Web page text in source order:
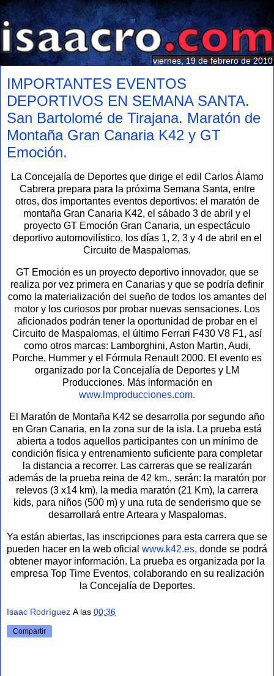
viernes, 19 de febrero de 2010
IMPORTANTES EVENTOS
DEPORTIVOS EN SEMANA SANTA.
San Bartolomé de Tirajana. Maratón de
Montaña Gran Canaria K42 y GT
Emoción.
La Concejalía de Deportes que dirige el edil Carlos Álamo
Cabrera prepara para la próxima Semana Santa, entre
otros, dos importantes eventos deportivos: el maratón de
montaña Gran Canaria K42, el sábado 3 de abril y el
proyecto GT Emoción Gran Canaria, un espectáculo
deportivo automovilístico, los días 1, 2, 3 y 4 de abril en el
Circuito de Maspalomas.
GT Emoción es un proyecto deportivo innovador, que se
realiza por vez primera en Canarias y que se podría definir
como la materialización del sueño de todos los amantes del
motor y los curiosos por probar nuevas sensaciones. Los
aficionados podrán tener la oportunidad de probar en el
Circuito de Maspalomas, el último Ferrari F430 V8 F1, así
como otros marcas: Lamborghini, Aston Martin, Audi,
Porche, Hummer y el Fórmula Renault 2000. El evento es
organizado por la Concejalía de Deportes y LM
Producciones. Más información en
www.lmproducciones.com.
El Maratón de Montaña K42 se desarrolla por segundo año
en Gran Canaria, en la zona sur de la isla. La prueba está
abierta a todos aquellos participantes con un mínimo de
condición física y entrenamiento suficiente para completar
la distancia a recorrer. Las carreras que se realizarán
además de la prueba reina de 42 km., serán: la maratón por
relevos (3 x14 km), la media maratón (21 Km), la carrera
kids, para niños (500 m) y una ruta de senderismo que se
desarrollará entre Arteara y Maspalomas.
Ya están abiertas, las inscripciones para esta carrera que se
pueden hacer en la web oficial www.k42.es, donde se podrá
obtener mayor información. La prueba es organizada por la
empresa Top Time Eventos, colaborando en su realización
la Concejalía de Deportes.
Isaac Rodríguez A las 00:36
Compartir